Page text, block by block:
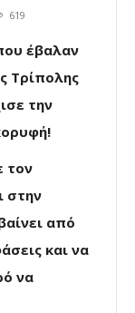
619
έβαλαν
Τρίπολης
την
τον
στην
από
και να
να